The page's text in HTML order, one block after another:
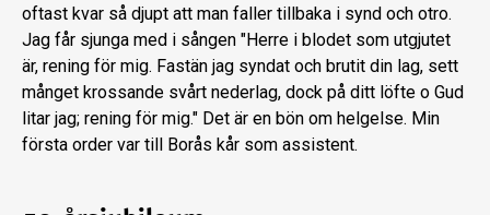
oftast kvar så djupt att man faller tillbaka i synd och otro.
Jag får sjunga med i sången "Herre i blodet som utgjutet
är, rening för mig. Fastän jag syndat och brutit din lag, sett
månget krossande svårt nederlag, dock på ditt löfte o Gud
litar jag; rening för mig." Det är en bön om helgelse. Min
första order var till Borås kår som assistent.